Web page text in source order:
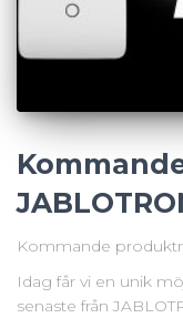
Kommande
Idag får vi en unik
senaste från